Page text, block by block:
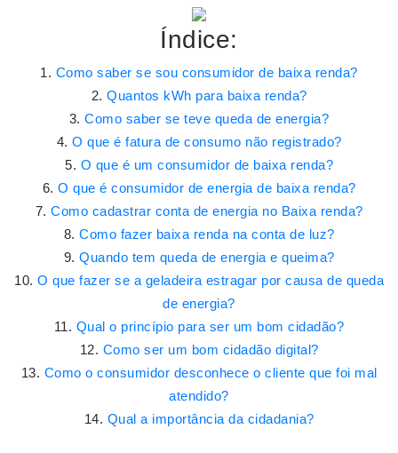
Índice:
Como saber se sou consumidor de baixa renda?
Quantos kWh para baixa renda?
Como saber se teve queda de energia?
O que é fatura de consumo não registrado?
O que é um consumidor de baixa renda?
O que é consumidor de energia de baixa renda?
Como cadastrar conta de energia no Baixa renda?
Como fazer baixa renda na conta de luz?
Quando tem queda de energia e queima?
O que fazer se a geladeira estragar por causa de queda
de energia?
Qual o princípio para ser um bom cidadão?
Como ser um bom cidadão digital?
Como o consumidor desconhece o cliente que foi mal
atendido?
Qual a importância da cidadania?